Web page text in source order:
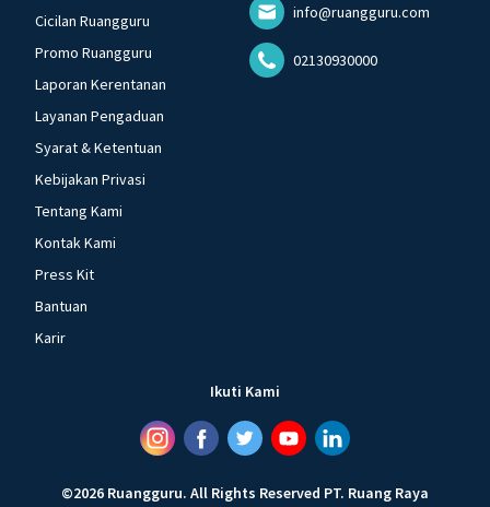
Cicilan Ruangguru
Promo Ruangguru
Laporan Kerentanan
Layanan Pengaduan
Syarat & Ketentuan
Kebijakan Privasi
Tentang Kami
Kontak Kami
Press Kit
Bantuan
Karir
info@ruangguru.com
02130930000
Ikuti Kami
©2026 Ruangguru. All Rights Reserved PT. Ruang Raya